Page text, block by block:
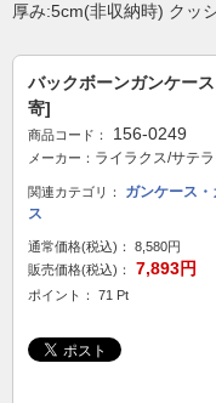
厚み:5cm(非収納時) クッ
バックボーンガンケー
寄]
商品コード： 156-0249
メーカー： ライラクス/サテラ
関連カテゴリ： ガンケース
ス
通常価格(税込)：
8,580円
販売価格(税込)：
7,893円
ポイント： 71 Pt